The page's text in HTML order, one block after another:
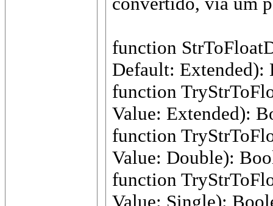
function
Default: Extended):
function
Value: Extended):
function
Value: Double):
function
Value: Single):